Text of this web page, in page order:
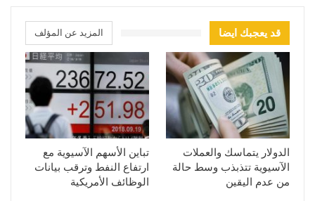
قد يعجبك ايضا المزيد عن المؤلف
الدولار يتماسك والعملات
الآسيوية تتذبذب وسط حالة
من عدم اليقين
تباين الأسهم الآسيوية مع
ارتفاع النفط وترقب بيانات
الوظائف الأمريكية